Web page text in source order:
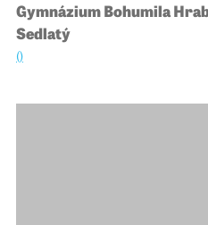
Gymnázium Bohumila
Sedlatý
()